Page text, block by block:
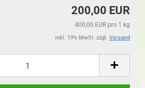
200,00 EUR
400,00 EUR pro 1 kg
inkl. 19% MwSt. zzgl. Versand